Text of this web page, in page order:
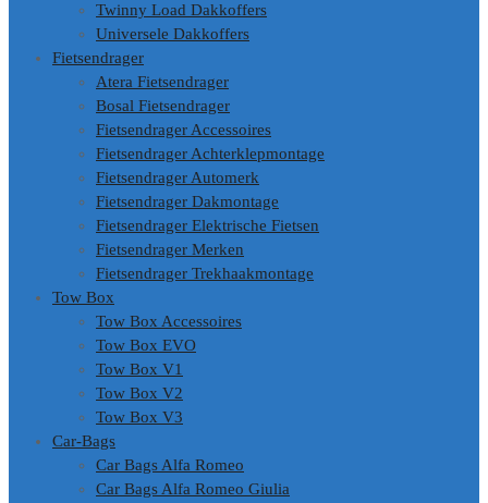
Twinny Load Dakkoffers
Universele Dakkoffers
Fietsendrager
Atera Fietsendrager
Bosal Fietsendrager
Fietsendrager Accessoires
Fietsendrager Achterklepmontage
Fietsendrager Automerk
Fietsendrager Dakmontage
Fietsendrager Elektrische Fietsen
Fietsendrager Merken
Fietsendrager Trekhaakmontage
Tow Box
Tow Box Accessoires
Tow Box EVO
Tow Box V1
Tow Box V2
Tow Box V3
Car-Bags
Car Bags Alfa Romeo
Car Bags Alfa Romeo Giulia